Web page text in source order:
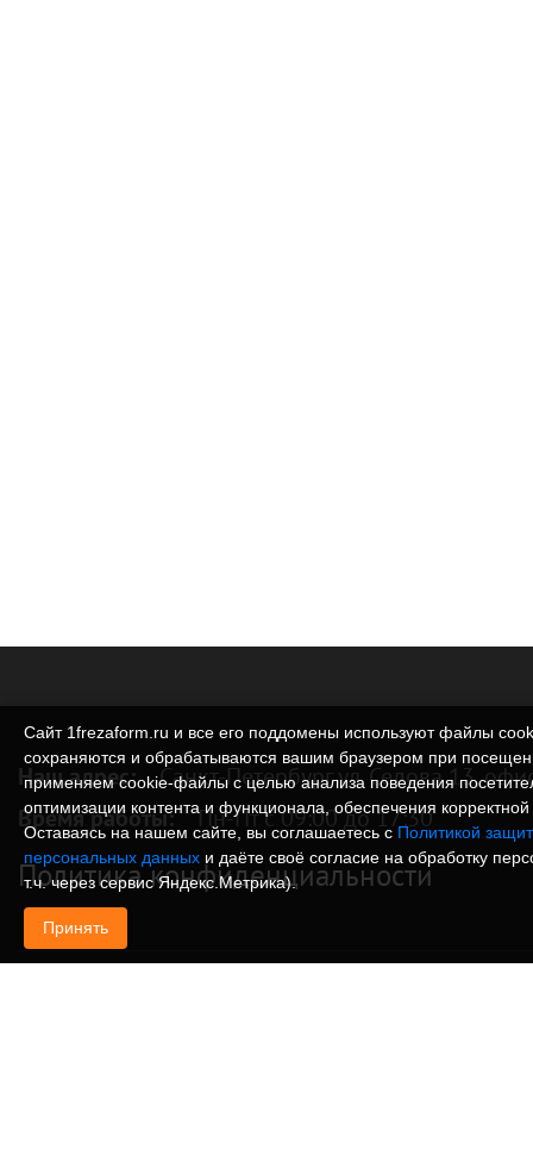
Наш адрес: Санкт-Петербург ул. Седова 13,
Время работы: Пн-Пт с 09:00 до 17:30
Политика конфиденциальности
Сайт 1frezaform.ru и все его поддомены используют файлы
сохраняются и обрабатываются вашим браузером при
применяем cookie‑файлы с целью анализа поведения
оптимизации контента и функционала, обеспечения
Оставаясь на нашем сайте, вы соглашаетесь с Политикой
персональных данных и даёте своё согласие на обработку
т.ч. через сервис Яндекс.Метрика).
Принять